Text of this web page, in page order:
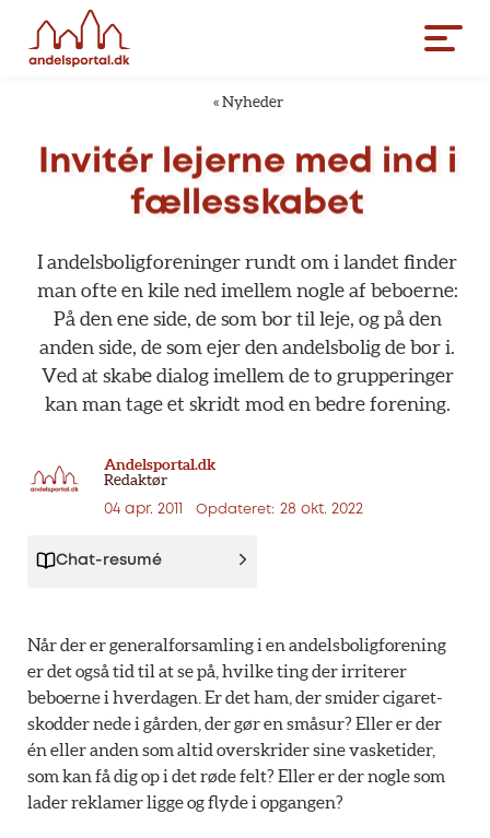
« Nyheder
Invitér lejerne med ind i
fællesskabet
I andelsboligforeninger rundt om i landet finder
man ofte en kile ned imellem nogle af beboerne:
På den ene side, de som bor til leje, og på den
anden side, de som ejer den andelsbolig de bor i.
Ved at skabe dialog imellem de to grupperinger
kan man tage et skridt mod en bedre forening.
Andelsportal.dk
Redaktør
04 apr. 2011 Opdateret: 28 okt. 2022
Chat-resumé
Når der er generalforsamling i en andelsboligforening
er det også tid til at se på, hvilke ting der irriterer
beboerne i hverdagen. Er det ham, der smider cigaret-
skodder nede i gården, der gør en småsur? Eller er der
én eller anden som altid overskrider sine vasketider,
som kan få dig op i det røde felt? Eller er der nogle som
lader reklamer ligge og flyde i opgangen?